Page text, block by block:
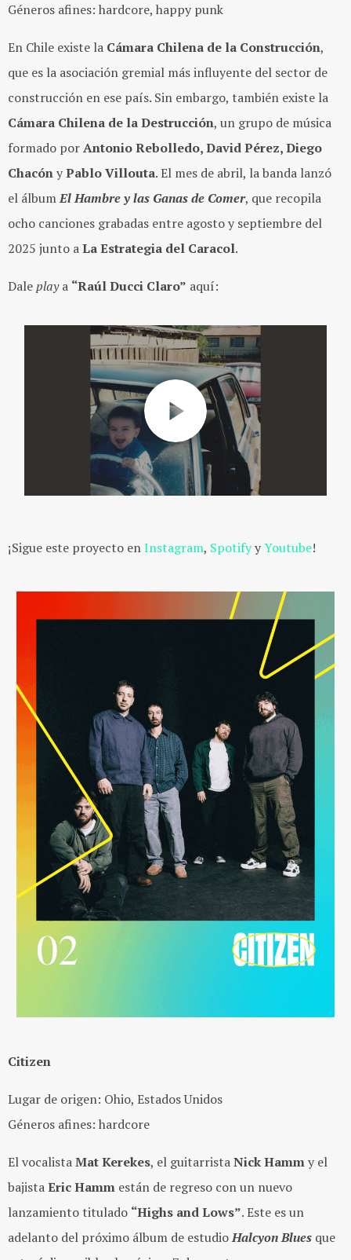
Géneros afines: hardcore, happy punk
En Chile existe la Cámara Chilena de la Construcción,
que es la asociación gremial más influyente del sector de
construcción en ese país. Sin embargo, también existe la
Cámara Chilena de la Destrucción, un grupo de música
formado porAntonio Rebolledo, David Pérez, Diego
ChacónyPablo Villouta. El mes de abril, la banda lanzó
el álbumEl Hambre y las Ganas de Comer, que recopila
ocho canciones grabadas entre agosto y septiembre del
2025 junto aLa Estrategia del Caracol.
Daleplaya “Raúl Ducci Claro” aquí:
¡Sigue este proyecto enInstagram, SpotifyyYoutube!
Citizen
Lugar de origen: Ohio, Estados Unidos
Géneros afines: hardcore
El vocalistaMat Kerekes, el guitarristaNick Hammy el
bajistaEric Hamm están de regreso con un nuevo
lanzamiento titulado “Highs and Lows”. Este es un
adelanto del próximo álbum de estudioHalcyon Blues que